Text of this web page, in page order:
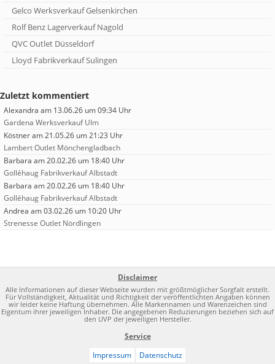
Gelco Werksverkauf Gelsenkirchen
Rolf Benz Lagerverkauf Nagold
QVC Outlet Düsseldorf
Lloyd Fabrikverkauf Sulingen
Zuletzt kommentiert
Alexandra am 13.06.26 um 09:34 Uhr
Gardena Werksverkauf Ulm
Köstneram 21.05.26 um 21:23 Uhr
Lambert Outlet Mönchengladbach
Barbara am 20.02.26 um 18:40 Uhr
Golléhaug Fabrikverkauf Albstadt
Barbara am 20.02.26 um 18:40 Uhr
Golléhaug Fabrikverkauf Albstadt
Andrea am 03.02.26 um 10:20 Uhr
Strenesse Outlet Nördlingen
Disclaimer
Alle Informationen auf dieser Webseite wurden mit größtmöglicher Sorgfalt erstellt.
Für Vollständigkeit, Aktualität und Richtigkeit der veröffentlichten Angaben können
wir leider keine Haftung übernehmen. Alle Markennamen und Warenzeichen sind
Eigentum ihrer jeweiligen Inhaber. Die angegebenen Reduzierungen beziehen sich auf
den UVP der jeweiligen Hersteller.
Service
Impressum
Datenschutz